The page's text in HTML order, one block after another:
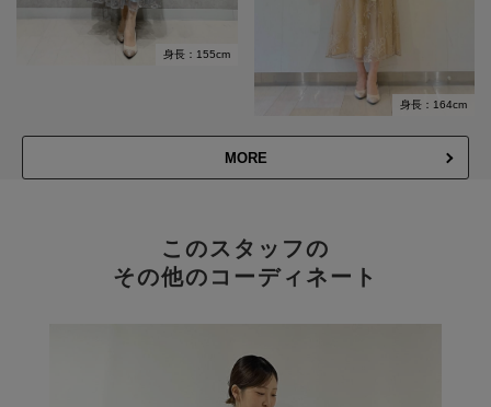
身長：155cm
身長：164cm
MORE
このスタッフの
その他のコーディネート